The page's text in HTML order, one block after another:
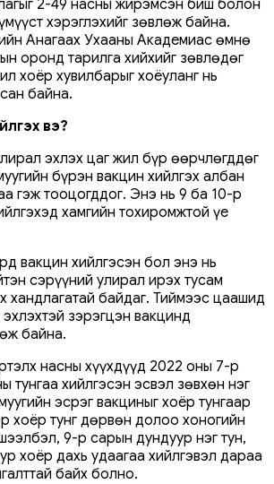
2-49 насны жирэмсэн биш болон
хэрэглэхийг зөвлөж байна.
Анагаах Ухааны Академиас өмнө
оронд тарилга хийхийг зөвлөдөг
хоёр хувилбарыг хоёуланг нь
байна.
вэ?
эхлэх цаг жил бүр өөрчлөгддөг
бүрэн вакцин хийлгэх албан
гэж тооцогддог. Энэ нь 9 ба 10-р
хамгийн тохиромжтой үе
вакцин хийлгэсэн бол энэ нь
сэрүүний улирал ирэх тусам
хандлагатай байдаг. Тиймээс цаашид
зэрэгцэн вакцинд
байна.
насны хүүхдүүд 2022 оны 7-р
тунгаа хийлгэсэн эсвэл зөвхөн нэг
эсрэг вакциныг хоёр тунгаар
хоёр тунг дөрвөн долоо хоногийн
9-р сарын дундуур нэг тун,
хоёр дахь удаагаа хийлгэвэл дараа
байх болно.